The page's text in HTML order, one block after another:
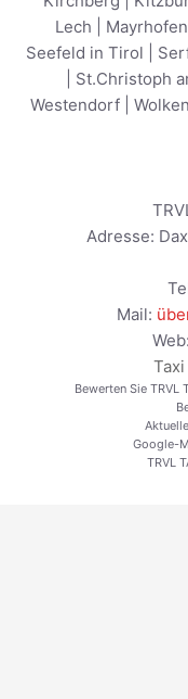
Lech
Mayrhofen
Seefeld in Tirol
St.Christoph
Westendorf
Adresse:
Mail:
Web:
Bewerten Sie TRVL
Google-
TRVL